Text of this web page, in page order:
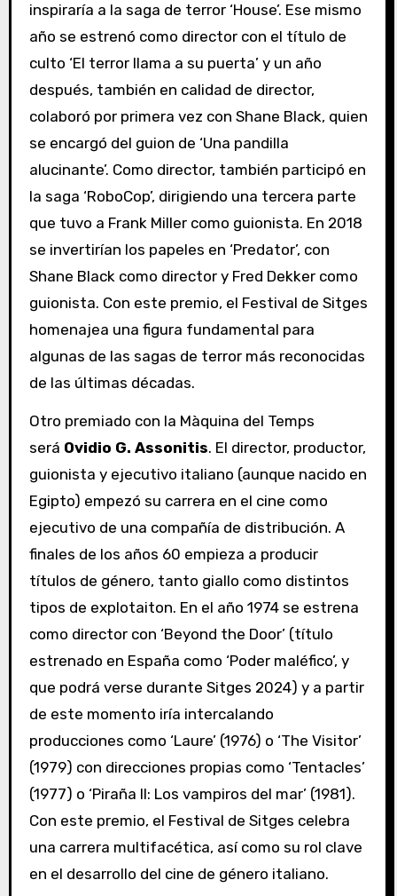
inspiraría a la saga de terror ‘House’. Ese mismo
año se estrenó como director con el título de
culto ‘El terror llama a su puerta’ y un año
después, también en calidad de director,
colaboró por primera vez con Shane Black, quien
se encargó del guion de ‘Una pandilla
alucinante’. Como director, también participó en
la saga ‘RoboCop’, dirigiendo una tercera parte
que tuvo a Frank Miller como guionista. En 2018
se invertirían los papeles en ‘Predator’, con
Shane Black como director y Fred Dekker como
guionista. Con este premio, el Festival de Sitges
homenajea una figura fundamental para
algunas de las sagas de terror más reconocidas
de las últimas décadas.
Otro premiado con la Màquina del Temps
será Ovidio G. Assonitis. El director, productor,
guionista y ejecutivo italiano (aunque nacido en
Egipto) empezó su carrera en el cine como
ejecutivo de una compañía de distribución. A
finales de los años 60 empieza a producir
títulos de género, tanto giallo como distintos
tipos de explotaiton. En el año 1974 se estrena
como director con ‘Beyond the Door’ (título
estrenado en España como ‘Poder maléfico’, y
que podrá verse durante Sitges 2024) y a partir
de este momento iría intercalando
producciones como ‘Laure’ (1976) o ‘The Visitor’
(1979) con direcciones propias como ‘Tentacles’
(1977) o ‘Piraña II: Los vampiros del mar’ (1981).
Con este premio, el Festival de Sitges celebra
una carrera multifacética, así como su rol clave
en el desarrollo del cine de género italiano.